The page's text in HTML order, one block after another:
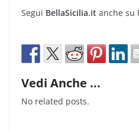
Segui BellaSicilia.it anche su
Vedi Anche ...
No related posts.